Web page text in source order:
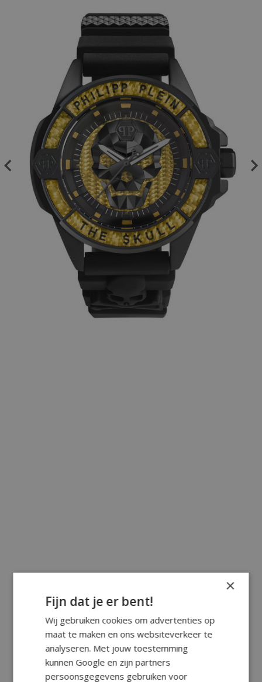
×
Fijn dat je er bent!
Wij gebruiken cookies om advertenties op
maat te maken en ons websiteverkeer te
analyseren. Met jouw toestemming
kunnen Google en zijn partners
persoonsgegevens gebruiken voor